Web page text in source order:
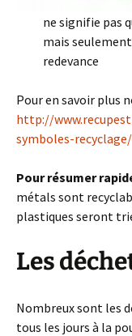
ne signifie pas
mais
redevance
Pour en savoir plus
http://
symboles-recyclage/
Pour résumer
métals sont
plastiques seront
Les
Nombreux sont les
tous les jours à la